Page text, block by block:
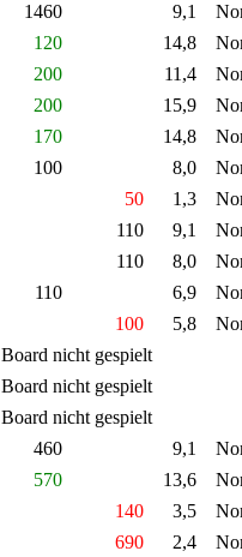
1460 9,1
120 14,8
200 11,4
200 15,9
170 14,8
100 8,0
50 1,3
110 9,1
110 8,0
110 6,9
100 5,8
Board nicht gespielt
Board nicht gespielt
Board nicht gespielt
460 9,1
570 13,6
140 3,5
690 2,4